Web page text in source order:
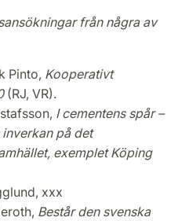
från några av
Pinto, Kooperativt
(RJ, VR).
I cementens spår –
på det
exemplet Köping
xxx
Består den svenska